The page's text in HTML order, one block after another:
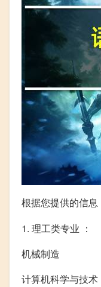
根据您提供的信
1. 理工类专业 ：
机械制造
计算机科学与技术